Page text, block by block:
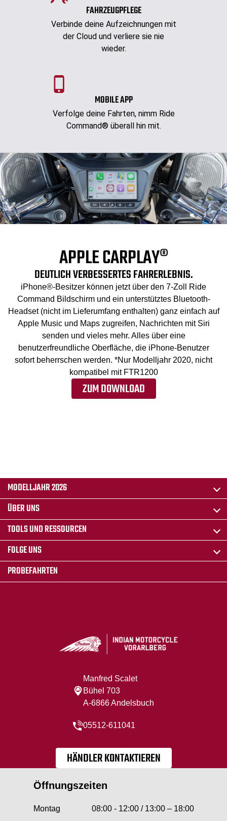
FAHRZEUGPFLEGE
Verbinde deine Aufzeichnungen mit
der Cloud und verliere sie nie
wieder.
MOBILE APP
Verfolge deine Fahrten, nimm Ride
Command® überall hin mit.
APPLE CARPLAY®
DEUTLICH VERBESSERTES FAHRERLEBNIS.
iPhone®-Besitzer können jetzt über den 7-Zoll Ride
Command Bildschirm und ein unterstütztes Bluetooth-
Headset (nicht im Lieferumfang enthalten) ganz einfach auf
Apple Music und Maps zugreifen, Nachrichten mit Siri
senden und vieles mehr. Alles über eine
benutzerfreundliche Oberfläche, die iPhone-Benutzer
sofort beherrschen werden. *Nur Modelljahr 2020, nicht
kompatibel mit FTR1200
ZUM DOWNLOAD
MODELLJAHR 2026
ÜBER UNS
TOOLS UND RESSOURCEN
FOLGE UNS
PROBEFAHRTEN
Manfred Scalet
Bühel 703
A-6866 Andelsbuch
05512-611041
HÄNDLER KONTAKTIEREN
Öffnungszeiten
Montag 08:00 - 12:00 / 13:00 – 18:00